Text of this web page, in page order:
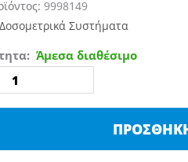
9998149
Δοσομετρικά Συστήματα
Άμεσα διαθέσιμο